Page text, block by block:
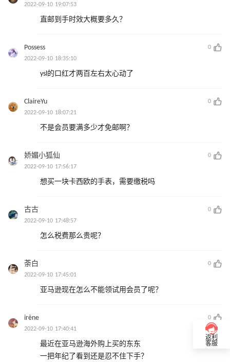
2022-09-10 19:07:53
直邮到手时效大概要多久？
Possess
0
2022-09-10 18:35:10
ysl的口红才两百左右太心动了
ClaireYu
0
2022-09-10 18:07:21
不是会员要满多少才免邮啊？
娇媚小狐仙
0
2022-09-10 17:56:17
想买一块卡西欧的手表，需要缴税吗
古古
0
2022-09-10 17:48:57
怎么税费那么贵呢？
荼白
0
2022-09-10 17:45:01
亚马逊现在怎么不能领试用会员了呢？
irène
0
2022-09-10 17:40:41
最近在亚马逊海外购上买的东东
一把年纪了看到还是忍不住下手？
返利
客服